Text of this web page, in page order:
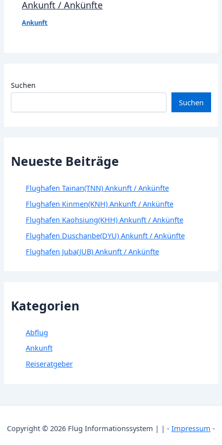
Ankunft / Ankünfte
Ankunft
Suchen
Suchen
Neueste Beiträge
Flughafen Tainan(TNN) Ankunft / Ankünfte
Flughafen Kinmen(KNH) Ankunft / Ankünfte
Flughafen Kaohsiung(KHH) Ankunft / Ankünfte
Flughafen Duschanbe(DYU) Ankunft / Ankünfte
Flughafen Juba(JUB) Ankunft / Ankünfte
Kategorien
Abflug
Ankunft
Reiseratgeber
Copyright © 2026 Flug Informationssystem | | - Impressum -